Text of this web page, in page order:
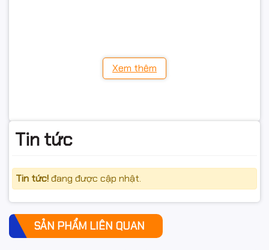
Ứng dụng của tấm đế gang rãnh T
máy đo tự động, máy ép công nghiệp và các hệ thống sản xuất
Trong hàn và lắp ráp
và cố định chi tiết trong quá trình hàn kết cấu thép, chế tạo
khung máy hoặc lắp ráp thiết bị công nghiệp.
Xem thêm
Tin tức
Tin tức!đang được cập nhật.
SẢN PHẨM LIÊN QUAN